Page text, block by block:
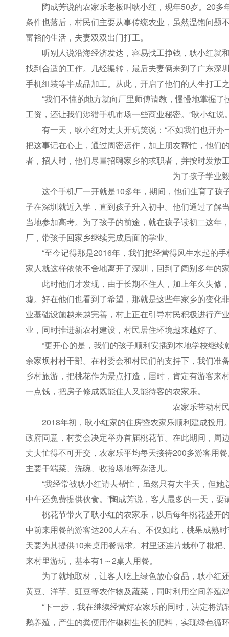
陶成芳说的农家乐老板叫耿小红，现年50岁。20
条件也落后，村民们主要从事传统农业，虽然温饱问题
富裕的生活，夫妻双双出门打工。
听别人说沿海经济发达，容易找工挣钱，耿小红就
找到合适的工作。几经辗转，最后夫妻俩来到了广东深
手机组装等半成品加工。从此，开启了他们的人生打工
“我们不懂的地方就向厂里师傅请教，慢慢地掌握
工资，还让我们涉猎手机市场一些商业秘密。”耿小红说
有一天，耿小红对丈夫开玩笑说：“不如我们也开
把这事记在心上，通过周密运作，加上朋友帮忙，他们
者，招人时，他们尽量招聘家乡的求职者，并按时发放
为了孩子学业
这个手机厂一开就是10多年，期间，他们生育了孩
子在深圳就近入学，直到孩子升入初中。他们通过了解
当地参加高考。为了孩子的前途，就在孩子读初二这年
厂，带孩子回家乡继续完成后面的学业。
“至今记得那是2016年，我们把经营得风生水起的
家人就这样依依不舍地离开了深圳，回到了阔别多年的
此时他们才发现，由于长期不住人，加上年久失修
墟。好在他们也看到了希望，那就是这些年家乡的变化
业基础设施越来越完善，村上正在引导村民积极进行产
业，同时推进新农村建设，村民居住环境越来越好了。
“更开心的是，我们的孩子顺利安插到本地学校继
余家坝村村干部。在村委会和村民们的支持下，我们准
乡村旅游，把桃花作为景点打造，届时，肯定有游客来
一点钱，把房子修成既能住人又能待客的农家乐。
农家乐带动村
2018年初，耿小红家的住房暨农家乐顺利建成投
政府同意，村委会决定举办首届桃花节。在此期间，周
丈夫忙得不可开交，农家乐平均每天接待200多游客用
主要干端菜、洗碗、收拾场地等杂活儿。
“我经常被耿小红请去帮忙，虽然只有大半天，但
中午还免费提供伙食。”陶成芳说，客人最多的一天，要
桃花节带火了耿小红的农家乐，以后每年桃花盛开
中前来用餐的游客达200人左右。不仅如此，桃果成熟
天要为其提供10来桌用餐需求。村里还连片栽种了枇
来村里游玩，基本有1～2桌人用餐。
为了就地取材，让客人吃上绿色放心食品，耿小红
黄豆、洋芋、豇豆等农作物及蔬菜，同时利用空间养殖
“下一步，我在继续经营好农家乐的同时，决定将
鹅养殖，产生的粪便用作椒树生长的肥料，实现绿色循